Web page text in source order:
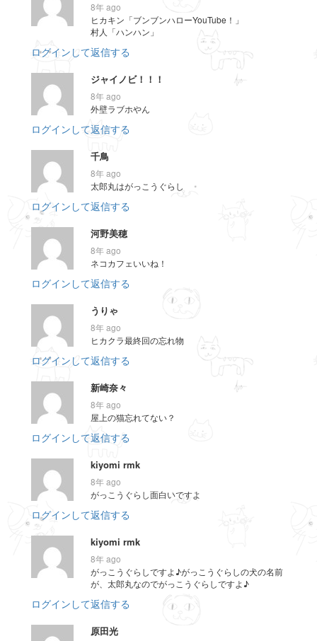
8年 ago
ヒカキン「ブンブンハローYouTube！」
村人「ハンハン」
ログインして返信する
ジャイノビ！！！
8年 ago
外壁ラブホやん
ログインして返信する
千鳥
8年 ago
太郎丸はがっこうぐらし
ログインして返信する
河野美穂
8年 ago
ネコカフェいいね！
ログインして返信する
うりゃ
8年 ago
ヒカクラ最終回の忘れ物
ログインして返信する
新崎奈々
8年 ago
屋上の猫忘れてない？
ログインして返信する
kiyomi rmk
8年 ago
がっこうぐらし面白いですよ
ログインして返信する
kiyomi rmk
8年 ago
がっこうぐらしですよ♪がっこうぐらしの犬の名前
が、太郎丸なのでがっこうぐらしですよ♪
ログインして返信する
原田光